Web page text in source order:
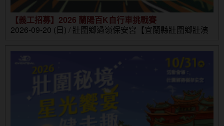
【義工招募】2026 蘭陽百K自行車挑戰賽
2026-09-20 (日) / 壯圍鄉過嶺保安宮【宜蘭縣壯圍鄉壯濱